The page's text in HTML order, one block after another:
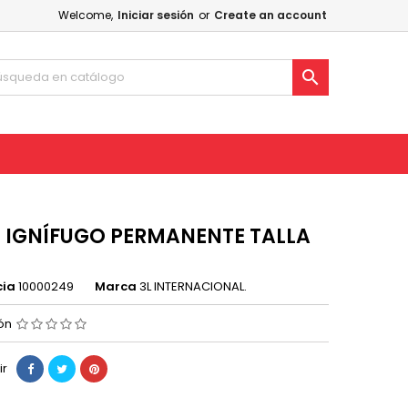
Welcome, Iniciar sesión or Create an account

PERMANENTE TALLA
10000249 Marca 3L INTERNACIONAL.